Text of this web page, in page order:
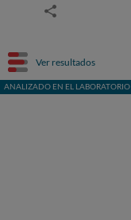
Ver resultados
ANALIZADO EN EL LABORATORIO